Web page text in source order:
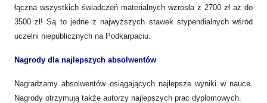
łączna wszystkich świadczeń materialnych wzrosła z 2700 zł aż do
3500 zł! Są to jedne z najwyższych stawek stypendialnych wśród
uczelni niepublicznych na Podkarpaciu.
Nagrody dla najlepszych absolwentów
Nagradzamy absolwentów osiągających najlepsze wyniki w nauce.
Nagrody otrzymują także autorzy najlepszych prac dyplomowych.